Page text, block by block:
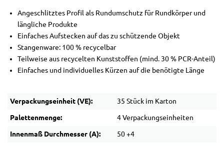
Angeschlitztes Profil als Rundumschutz für Rundkörper und
längliche Produkte
Einfaches Aufstecken auf das zu schützende Objekt
Stangenware: 100 % recycelbar
Teilweise aus recycelten Kunststoffen (mind. 30 % PCR-Anteil)
Einfaches und individuelles Kürzen auf die benötigte Länge
Verpackungseinheit (VE): 35 Stück im Karton
Palettenmenge: 4 Verpackungseinheiten
Innenmaß Durchmesser (A): 50 +4